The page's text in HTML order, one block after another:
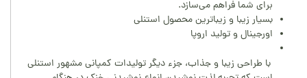
برای شما فراهم می‌سازد.
بسیار زیبا و زیباترین محصول استنلی
اورجینال و تولید اروپا
با طراحی زیبا و جذاب، جزء دیگر تولیدات کمپانی مشهور استنلی